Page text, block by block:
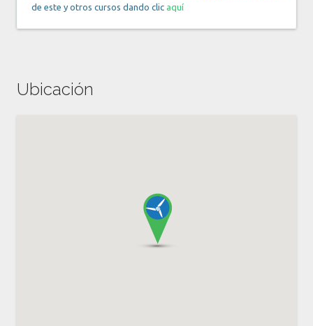
de este y otros cursos dando clic aquí
Ubicación